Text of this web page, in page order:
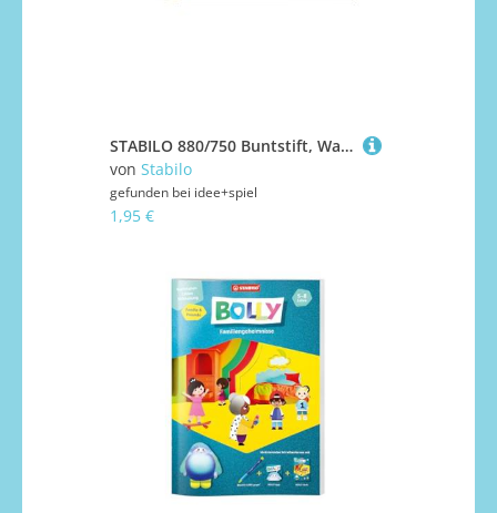
STABILO 880/750 Buntstift, Wasserfarbe & Wachsmalkreide - STABILO woody 3 in 1 - Einzelstift - schwarz
von Stabilo
gefunden bei idee+spiel
1,95 €